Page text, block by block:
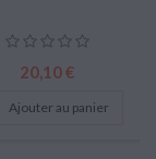
Prix
20,10 €
Ajouter au panier